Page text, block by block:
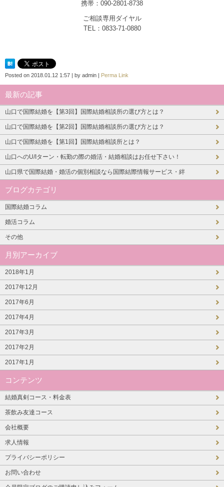
携帯：090-2801-8738
ご相談専用ダイヤル
TEL：0833-71-0880
Posted on 2018.01.12 1:57 | by admin | Perma Link
最新の記事
山口で国際結婚を【第3回】国際結婚相談所の選び方とは？
山口で国際結婚を【第2回】国際結婚相談所の選び方とは？
山口で国際結婚を【第1回】国際結婚相談所とは？
山口へのU/Iターン・転勤の際の婚活・結婚相談はお任せ下さい！
山口県で国際結婚・婚活の個別相談なら国際結際情報サービス・絆
ブログカテゴリ
国際結婚コラム
婚活コラム
その他
月別アーカイブ
2018年1月
2017年12月
2017年6月
2017年4月
2017年3月
2017年2月
2017年1月
コンテンツ
結婚真剣コース・料金表
茶飲み友達コース
会社概要
求人情報
プライバシーポリシー
お問い合わせ